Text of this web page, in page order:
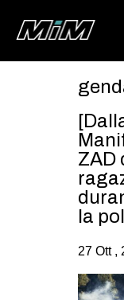
ZAD
la
27 Ott ,